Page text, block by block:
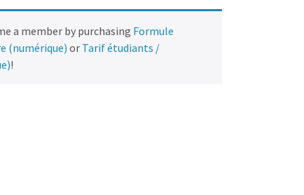
a member by purchasing Formule
(numérique) or Tarif étudiants /
!